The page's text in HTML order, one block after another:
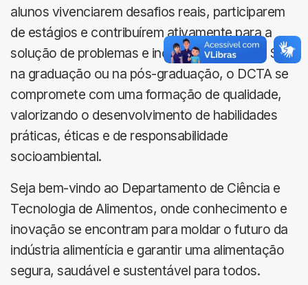
alunos vivenciarem desafios reais, participarem
de estágios e contribuírem ativamente para a
solução de problemas e inovações no setor. Seja
na graduação ou na pós-graduação, o DCTA se
compromete com uma formação de qualidade,
valorizando o desenvolvimento de habilidades
práticas, éticas e de responsabilidade
socioambiental.
Seja bem-vindo ao Departamento de Ciência e
Tecnologia de Alimentos, onde conhecimento e
inovação se encontram para moldar o futuro da
indústria alimentícia e garantir uma alimentação
segura, saudável e sustentável para todos.